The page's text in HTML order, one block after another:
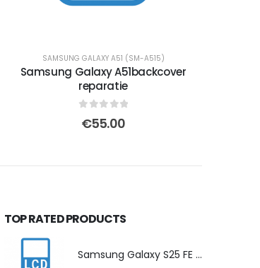
SAMSUNG GALAXY A51 (SM-A515)
Samsung Galaxy A51backcover
reparatie
out of 5
€55.00
TOP RATED PRODUCTS
Samsung Galaxy S25 FE scherm herstelling